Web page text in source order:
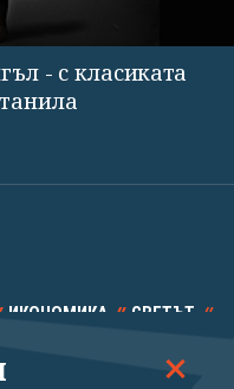
- с класиката
ИКОНОМИКА СВЕТЪТ
КАЛЕЙДОСКОП